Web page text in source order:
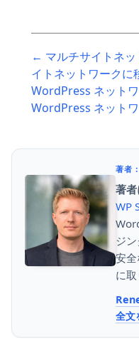
navigation
← マルチサイトネ
イトネットワークに
WordPress ネット
WordPress ネット
著者：
著
WP
ジ
安
に取
全文